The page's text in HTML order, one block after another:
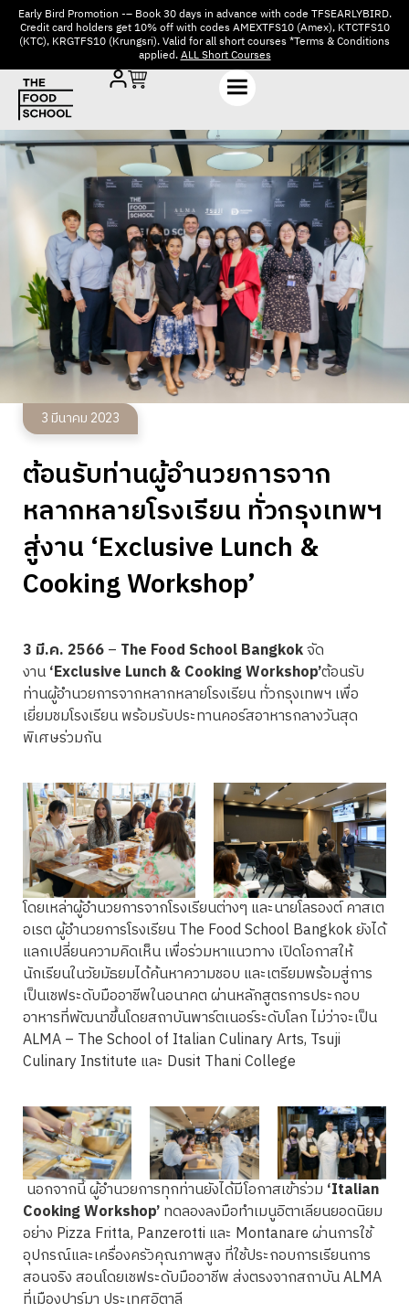
Early Bird Promotion -– Book 30 days in advance with code TFSEARLYBIRD.
Credit card holders get 10% off with codes AMEXTFS10 (Amex), KTCTFS10
(KTC), KRGTFS10 (Krungsri). Valid for all short courses *Terms & Conditions
applied.ALL Short Courses
3 มีนาคม 2023
ต้อนรับท่านผู้อำนวยการจาก
หลากหลายโรงเรียน ทั่วกรุงเทพฯ
สู่งาน ‘Exclusive Lunch &
Cooking Workshop’
3 มี.ค. 2566– The Food School Bangkokจัด
งาน‘Exclusive Lunch & Cooking Workshop’ต้อนรับ
ท่านผู้อำนวยการจากหลากหลายโรงเรียน ทั่วกรุงเทพฯ เพื่อ
เยี่ยมชมโรงเรียน พร้อมรับประทานคอร์สอาหารกลางวันสุด
พิเศษร่วมกัน
โดยเหล่าผู้อำนวยการจากโรงเรียนต่างๆ และนายโลรองต์ คาสเต
อเรต ผู้อำนวยการโรงเรียน The Food School Bangkok ยังได้
แลกเปลี่ยนความคิดเห็น เพื่อร่วมหาแนวทาง เปิดโอกาสให้
นักเรียนในวัยมัธยมได้ค้นหาความชอบ และเตรียมพร้อมสู่การ
เป็นเชฟระดับมืออาชีพในอนาคต ผ่านหลักสูตรการประกอบ
อาหารที่พัฒนาขึ้นโดยสถาบันพาร์ตเนอร์ระดับโลก ไม่ว่าจะเป็น
ALMA – The School of Italian Culinary Arts, Tsuji
Culinary Institute และ Dusit Thani College
นอกจากนี้ ผู้อำนวยการทุกท่านยังได้มีโอกาสเข้าร่วม ‘Italian
Cooking Workshop’ทดลองลงมือทำเมนูอิตาเลียนยอดนิยม
อย่าง Pizza Fritta, Panzerotti และ Montanare ผ่านการใช้
อุปกรณ์และเครื่องครัวคุณภาพสูง ที่ใช้ประกอบการเรียนการ
สอนจริง สอนโดยเชฟระดับมืออาชีพ ส่งตรงจากสถาบัน ALMA
ที่เมืองปาร์มา ประเทศอิตาลี